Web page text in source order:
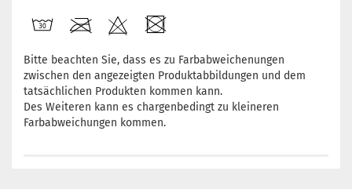
Bitte beachten Sie, dass es zu Farbabweichenungen
zwischen den angezeigten Produktabbildungen und dem
tatsächlichen Produkten kommen kann.
Des Weiteren kann es chargenbedingt zu kleineren
Farbabweichungen kommen.